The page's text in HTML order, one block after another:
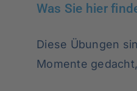
Was Sie hier
Diese Übungen
Momente